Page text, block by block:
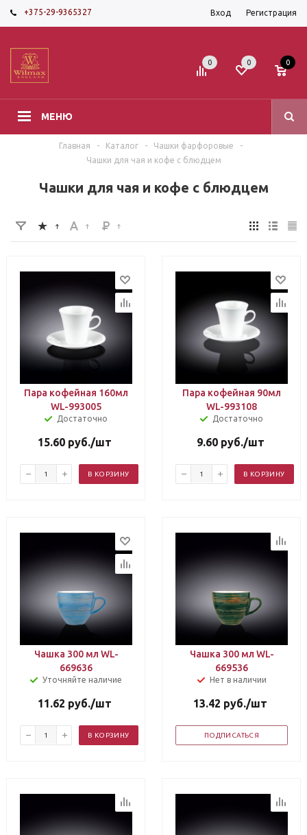
+375-29-9365327 Вход Регистрация
МЕНЮ
0 0 0
Главная - Каталог - Чашки фарфоровые
-
Чашки для чая и кофе с блюдцем
Чашки для чая и кофе с блюдцем
Пара кофейная 160мл
WL-993005
Достаточно
15.60 руб./шт
В КОРЗИНУ
Пара кофейная 90мл
WL-993108
Достаточно
9.60руб./шт
В КОРЗИНУ
Чашка 300 мл WL-
669636
Уточняйте наличие
11.62 руб./шт
В КОРЗИНУ
Чашка 300 мл WL-
669536
Нет в наличии
13.42 руб./шт
ПОДПИСАТЬСЯ